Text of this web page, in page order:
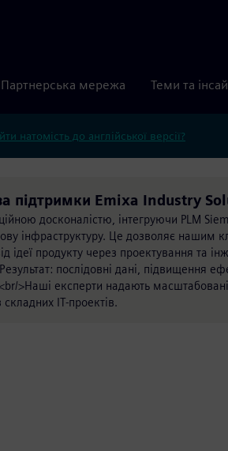
Партнерська мережа Теми та
натомість до англійської версії?
підтримки Emixa Industry
досконалістю, інтегруючи PLM
інфраструктуру. Це дозволяє нашим
ідеї продукту через проектування та
послідовні дані, підвищення
>Наші експерти надають
ІТ-проектів.